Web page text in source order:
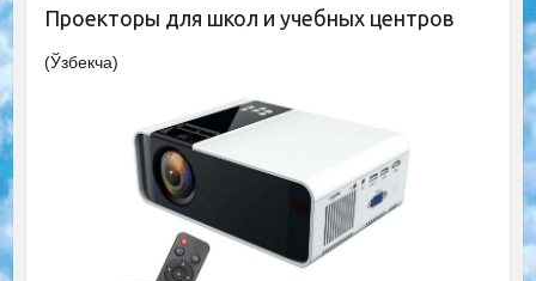
Проекторы для школ и учебных центров
(Ўзбекча)